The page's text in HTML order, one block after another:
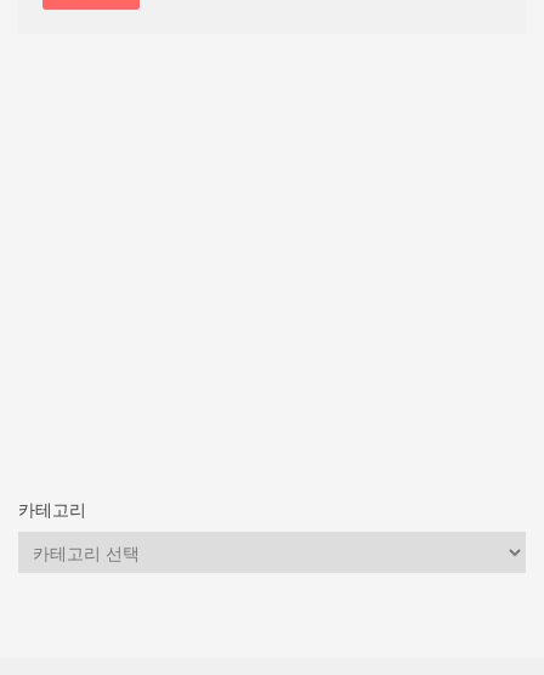
카테고리
카
테